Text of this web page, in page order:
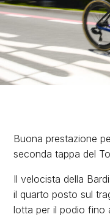
Buona prestazione
seconda tappa del
Il velocista della
il quarto posto sul
lotta per il podio fino